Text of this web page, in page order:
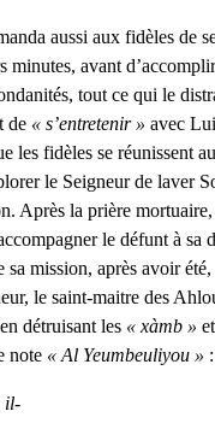
aussi aux fidèles de
minutes, avant
tout ce qui le
de « s’entretenir » avec
les fidèles se réunissent
le Seigneur de laver
Après la prière
le défunt à sa
mission, après avoir
le saint-maitre des
détruisant les « xàmb »
note « Al Yeumbeuliyou » :
il-